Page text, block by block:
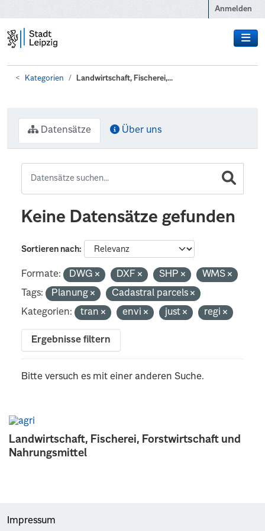
Anmelden
Kategorien Landwirtschaft, Fischerei,...
Landwirtschaft, Fischerei, Forstwirtschaft und
Nahrungsmittel
Datensätze Über uns
Keine Datensätze gefunden
Sortieren nach
Formate: DWG DXF SHP
WMS
Tags:
Planung
Cadastral parcels
Kategorien:
tran envi just regi
Ergebnisse filtern
Bitte versuch es mit einer anderen Suche.
Impressum